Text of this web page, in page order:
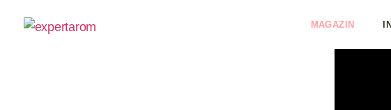
MAGAZIN